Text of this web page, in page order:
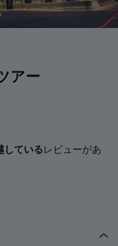
アー
しているレビューがあ